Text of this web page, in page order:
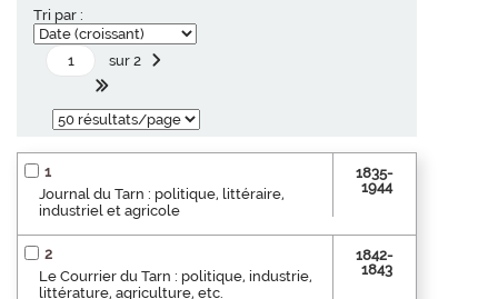
Tri par :
sur 2
1
Journal du Tarn : politique, littéraire,
industriel et agricole
1835-
1944
2
Le Courrier du Tarn : politique, industrie,
littérature, agriculture, etc.
1842-
1843